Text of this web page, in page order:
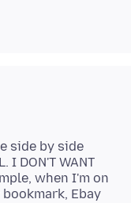
side by side
I DON'T WANT
when I'm on
Ebay